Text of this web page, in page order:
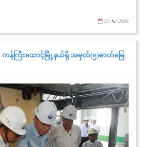
င့် တာဝန်ရှိသူများလိုက်ပါပြီး ပဲခူးတိုင်းဒေသ
မြေသို့ သွားရောက်၍ ခေတ်မီ Smart Meter
ထုတ်လုပ်နေသည့်စက်ရုံသို့ ကြည့်ရှုစစ်ဆေးခဲ့
21-Jul-2026